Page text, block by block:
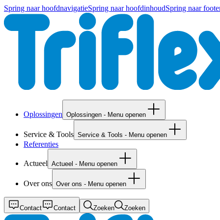
Spring naar hoofdnavigatieSpring naar hoofdinhoudSpring naar
Oplossingen Oplossingen - Menu openen
Service & Tools Service & Tools - Menu openen
Referenties
Actueel Actueel - Menu openen
Over ons Over ons - Menu openen
Contact Contact Zoeken Zoeken